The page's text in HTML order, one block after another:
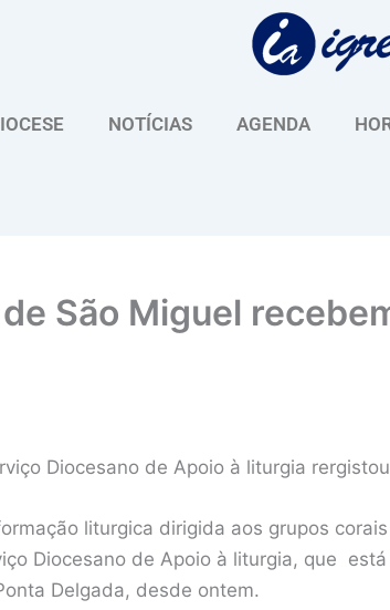
NOTÍCIAS AGENDA
São Miguel
Diocesano de Apoio à liturgia
liturgica dirigida aos grupos
Diocesano de Apoio à liturgia, que
Delgada, desde ontem.